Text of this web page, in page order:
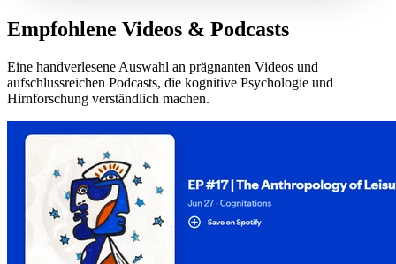
Empfohlene Videos & Podcasts
Eine handverlesene Auswahl an prägnanten Videos und
aufschlussreichen Podcasts, die kognitive Psychologie und
Hirnforschung verständlich machen.